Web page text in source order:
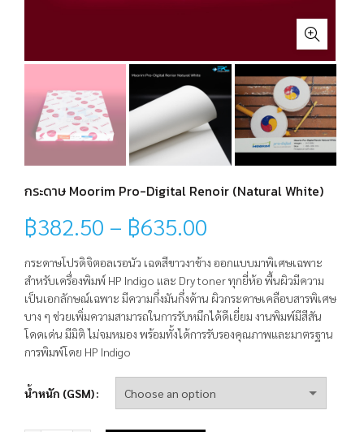
กระดาษ Moorim Pro-Digital Renoir (Natural White)
฿382.50 – ฿635.00
กระดาษโปรดิจิตอลเรอนัว เฉดสีขาวงาช้าง ออกแบบมาพิเศษเฉพาะ
สำหรับเครื่องพิมพ์ HP Indigo และ Dry toner ทุกยี่ห้อ พื้นผิวมีความ
เป็นเอกลักษณ์เฉพาะ มีความกึ่งมันกึ่งด้าน ผิวกระดาษเคลือบสารพิเศษ
บาง ๆ ช่วยเพิ่มความสามารถในการรับหมึกได้ดีเยี่ยม งานพิมพ์มีสีสัน
โดดเด่น มีมิติ ไม่จมหมอง พร้อมทั้งได้การรับรองคุณภาพและมาตรฐาน
การพิมพ์โดย HP Indigo
น้ำหนัก (GSM)